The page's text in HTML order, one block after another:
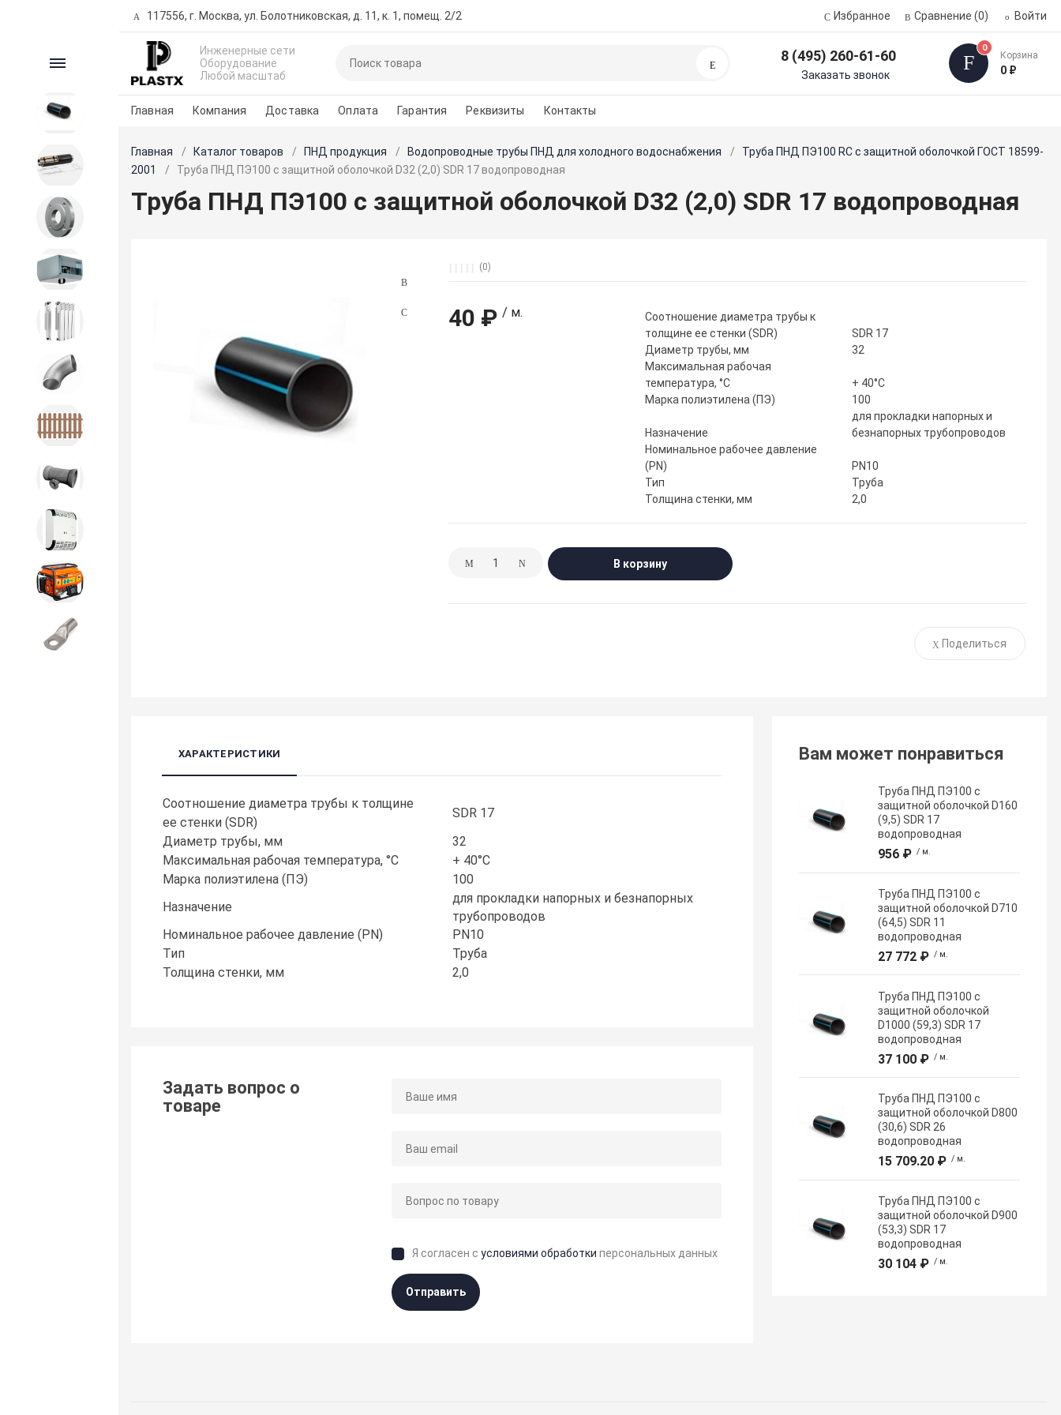
117556, г. Москва, ул. Болотниковская, д. 11, к. 1, помещ. 2/2 Избранное Сравнение (0) Войти
Инженерные сети
Оборудование
Любой масштаб
Поиск 8 (495) 260-61-60
Заказать звонок
0
Корзина
0 ₽
Главная Компания Доставка Оплата Гарантия Реквизиты Контакты
Каталог
ПНД продукция
Трубы предизолированные
Запорная и регулирующая
Детали трубопроводов и
Главная Каталог товаров ПНД продукция Водопроводные трубы ПНД для холодного водоснабжения
Труба ПНД ПЭ100 RC с защитной оболочкой ГОСТ 18599-
2001
Труба ПНД ПЭ100 с защитной оболочкой D32 (2,0) SDR 17 водопроводная
Труба ПНД ПЭ100 с защитной оболочкой D32 (2,0) SDR 17 водопроводная
(0)
40 ₽ / м.
Cоотношение диаметра трубы к
толщине ее стенки (SDR)
SDR 17
Диаметр трубы, мм
32
Максимальная рабочая
температура, °С
+ 40°С
Марка полиэтилена (ПЭ)
100
Назначение
для прокладки напорных и
безнапорных трубопроводов
Номинальное рабочее давление
(PN)
PN10
Тип
Труба
Толщина стенки, мм
2,0
В корзину
Поделиться
ХАРАКТЕРИСТИКИ
Cоотношение диаметра трубы к толщине
ее стенки (SDR)
SDR 17
Диаметр трубы, мм
32
Максимальная рабочая температура, °С
+ 40°С
Марка полиэтилена (ПЭ)
100
Назначение
для прокладки напорных и безнапорных
трубопроводов
Номинальное рабочее давление (PN)
PN10
Тип
Труба
Толщина стенки, мм
2,0
Задать вопрос о
товаре
Я согласен с условиями обработки персональных данных
Отправить
Вам может понравиться
Труба ПНД ПЭ100 с
защитной оболочкой D160
(9,5) SDR 17
водопроводная
956 ₽ / м.
Труба ПНД ПЭ100 с
защитной оболочкой D710
(64,5) SDR 11
водопроводная
27 772 ₽ / м.
Труба ПНД ПЭ100 с
защитной оболочкой
D1000 (59,3) SDR 17
водопроводная
37 100 ₽ / м.
Труба ПНД ПЭ100 с
защитной оболочкой D800
(30,6) SDR 26
водопроводная
15 709.20 ₽ / м.
Труба ПНД ПЭ100 с
защитной оболочкой D900
(53,3) SDR 17
водопроводная
30 104 ₽ / м.